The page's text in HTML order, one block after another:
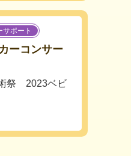
ポート
ーコンサー
祭 2023ベビ